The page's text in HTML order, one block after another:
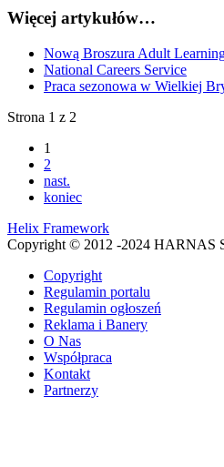
Więcej artykułów…
Nową Broszura Adult
National Careers Service
Praca sezonowa w Wielkiej
Strona 1 z 2
1
2
nast.
koniec
Helix Framework
Copyright © 2012 -2024 HARNAS
Copyright
Regulamin portalu
Regulamin ogłoszeń
Reklama i Banery
O Nas
Współpraca
Kontakt
Partnerzy